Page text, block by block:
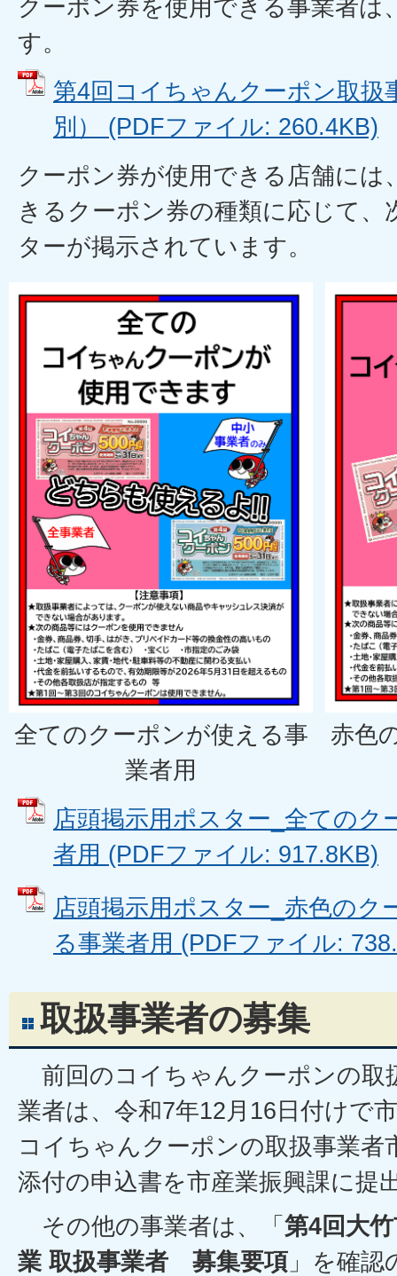
クーポン券を使用できる事業者は
す。
第4回コイちゃんクーポン取扱
別） (PDFファイル: 260.4KB)
クーポン券が使用できる店舗には
きるクーポン券の種類に応じて
ターが掲示されています。
全てのクーポンが使える事
業者用
赤色
店頭掲示用ポスター_全てのク
者用 (PDFファイル: 917.8KB)
店頭掲示用ポスター_赤色のク
る事業者用 (PDFファイル:
取扱事業者の募集
前回のコイちゃんクーポンの取
業者は、令和7年12月16日付けで
コイちゃんクーポンの取扱事業者
添付の申込書を市産業振興課に提
その他の事業者は、「 第4回大
業 取扱事業者 募集要項 」を確認